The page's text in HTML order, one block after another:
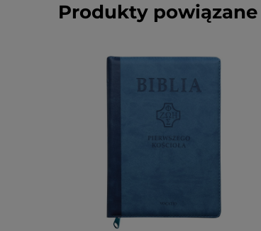
Produkty powiązane